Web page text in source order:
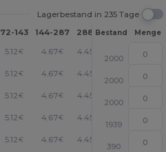
Lagerbestand in 235 Tage
72-143 144-287 288 + Mehr
Bestand Menge
5.12€ 4.67€ 4.45 +
2000
5.12€ 4.67€ 4.45 +
2000
5.12€ 4.67€ 4.45 +
2000
5.12€ 4.67€ 4.45 +
1939
5.12€ 4.67€ 4.45 +
390